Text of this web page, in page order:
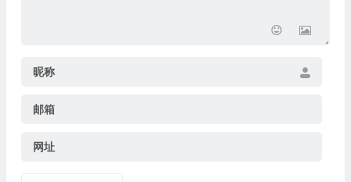
昵称
邮箱
网址